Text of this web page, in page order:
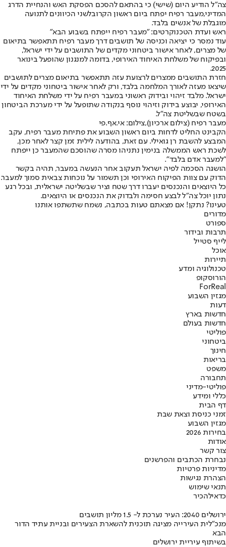
צה"ל הודיע היום (שישי) כי בהתאם להסכם הפסקת האש והנחיית הדרג
המדיני,מעבר רפיח יפתח ביום ראשון הקרובלשני הכיוונים לתנועה
מוגבלת של אנשים בלבד.
ראש ועדת הטכנוקרטים: ״מעבר רפיח ייפתח בשבוע הבא״
עוד נמסר כי יציאה וכניסה של תושבים דרך מעבר רפיח תתאפשר בתיאום
של מצרים, לאחר אישור ביטחוני מקדים של התושבים על ידי ישראל,
ובפיקוח של משלחת האיחוד האירופי, בדומה למנגנון שהופעל בינואר
2025.
חזרת התושבים ממצרים לרצועת עזה תתאפשר בתיאום מצרים לתושבים
שיצאו מעזה לאורך המלחמה בלבד, ורק לאחר אישור ביטחוני מקדים על ידי
ישראל. מלבד זיהוי ובידוק ראשוני במעבר רפיח על ידי משלחת האיחוד
האירופי, יבוצע בידוק וזיהוי נוסף בנקודה שתופעל על ידי מערכת הביטחון
בשטח שבשליטת צה״ל.
מעבר רפיח (צילום ארכיון),צילום: אי.אף.פי
הקבינט החליט לדחות ביום ראשון השבוע את פתיחת מעבר רפיח, עקב
המבצע להשבת רן גואילי. עם זאת, בהודעה לילית זמן קצר לאחר מכן,
לשכת ראש הממשלה בנימין נתניהו מסרה שהוסכם שהמעבר כן ייפתח
"למעבר אדם בלבד".
הושגה הסכמה לפיה ישראל תעקוב אחר הנעשה במעבר, תהיה בקשר
הדוק עם צוות הפיקוח האירופי וכן תשמור על נוכחות צבאית סמוך למעבר.
כל היוצאים והנכנסים יעברו דרך שטח וציר שבשליטה ישראלית, ובכל רגע
נתון יוכל צה"ל לבצע חסימה ולבדוק את הנכנסים או היוצאים.
טעינו? נתקן! אם מצאתם טעות בכתבה, נשמח שתשתפו אותנו
מדורים
ספורט
תרבות ובידור
לייף סטייל
אוכל
תיירות
טכנולוגיה ומדע
הורוסקופ
ForReal
מגזין השבוע
דעות
חדשות בארץ
חדשות בעולם
פוליטי
ביטחוני
חינוך
בריאות
משפט
תחבורה
פוליטי-מדיני
כללי ומידע
דף הבית
זמני כניסת וצאת שבת
מגזין השבוע
בחירות 2026
אודות
צור קשר
נבחרת הכתבים והפרשנים
מדיניות פרטיות
הצהרת נגישות
תנאי שימוש
כדאילהכיר
ירושלים 2040: העיר נערכת ל- 1.5 מליון תושבים
מנכ"לית העירייה מציגה תוכנית להשארת הצעירים ובניית עתיד הדור
הבא
בשיתוף עיריית ירושלים